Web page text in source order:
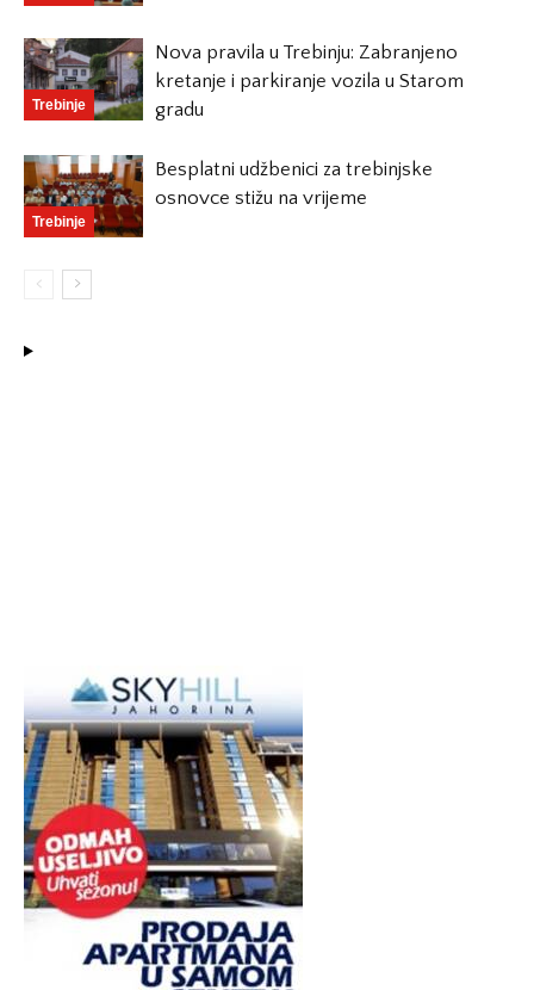
Trebinje
Nova pravila u Trebinju: Zabranjeno
kretanje i parkiranje vozila u Starom
gradu
Trebinje
Besplatni udžbenici za trebinjske
osnovce stižu na vrijeme